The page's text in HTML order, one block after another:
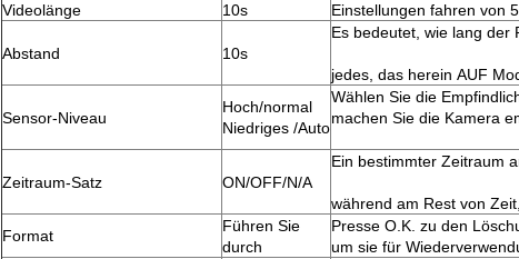
Videolänge 10s Einstellungen fahren von
Abstand 10s
Es bedeutet, wie lang der
jedes, das herein AUF
Sensor-Niveau
Hoch/normal
Niedriges /Auto
Wählen Sie die
machen Sie die Kamera
Zeitraum-Satz ON/OFF/N/A
Ein bestimmter Zeitraum
während am Rest von
Format
Führen Sie
durch
Presse O.K. zu den
um sie für